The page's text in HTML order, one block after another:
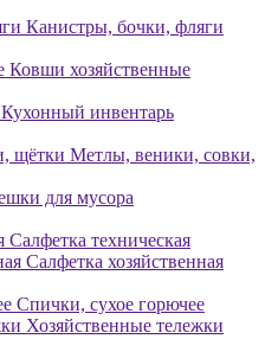
Канистры, бочки, фляги
Ковши хозяйственные
Кухонный инвентарь
Метлы, веники, совки,
для мусора
Салфетка техническая
Салфетка хозяйственная
Спички, сухое горючее
Хозяйственные тележки